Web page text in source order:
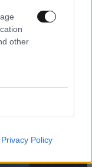
other
Privacy Policy